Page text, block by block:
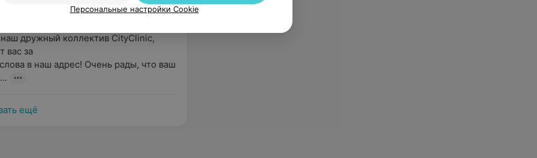
наш дружный коллектив CityСlinic,
вас за
в наш адрес! Очень рады, что ваш
ещё
Персональные настройки Cookie